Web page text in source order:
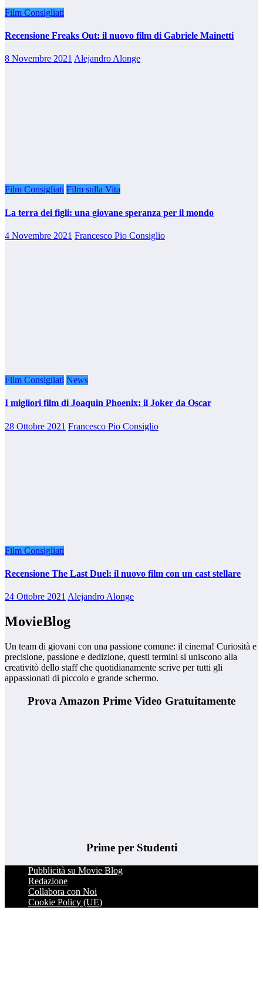
Film Consigliati
Recensione Freaks Out: il nuovo film di Gabriele Mainetti
8 Novembre 2021 Alejandro Alonge
Film Consigliati Film sulla Vita
La terra dei figli: una giovane speranza per il mondo
4 Novembre 2021 Francesco Pio Consiglio
Film Consigliati News
I migliori film di Joaquin Phoenix: il Joker da Oscar
28 Ottobre 2021 Francesco Pio Consiglio
Film Consigliati
Recensione The Last Duel: il nuovo film con un cast stellare
24 Ottobre 2021 Alejandro Alonge
MovieBlog
Un team di giovani con una passione comune: il cinema! Curiosità e
precisione, passione e dedizione, questi termini si uniscono alla
creativitò dello staff che quotidianamente scrive per tutti gli
appassionati di piccolo e grande schermo.
Prova Amazon Prime Video Gratuitamente
Prime per Studenti
Pubblicità su Movie Blog
Redazione
Collabora con Noi
Cookie Policy (UE)